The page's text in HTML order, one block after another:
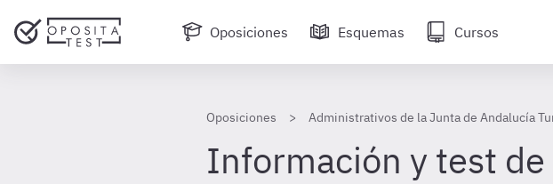
Oposiciones Esquemas Cursos
Oposiciones Administrativos de la Junta de Andalucía
Información y test de